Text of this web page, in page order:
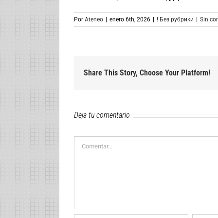
Por Ateneo | enero 6th, 2026 | ! Без рубрики | Sin
Share This Story, Choose Your Platform!
Deja tu comentario